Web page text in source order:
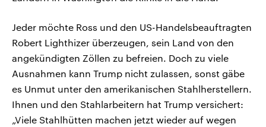
Jeder möchte Ross und den US-Handelsbeauftragten
Robert Lighthizer überzeugen, sein Land von den
angekündigten Zöllen zu befreien. Doch zu viele
Ausnahmen kann Trump nicht zulassen, sonst gäbe
es Unmut unter den amerikanischen Stahlherstellern.
Ihnen und den Stahlarbeitern hat Trump versichert:
„Viele Stahlhütten machen jetzt wieder auf wegen